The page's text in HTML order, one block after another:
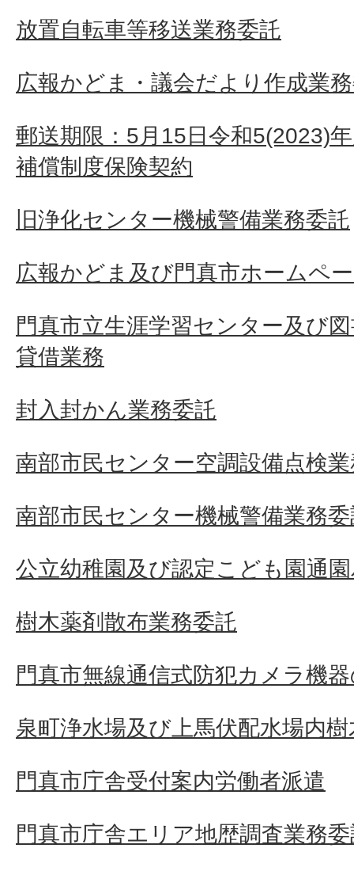
放置自転車等移送業務委託
広報かどま・議会だより作成業
郵送期限：5月15日令和5(2023)
補償制度保険契約
旧浄化センター機械警備業務委託
広報かどま及び門真市ホームペ
門真市立生涯学習センター及び
貸借業務
封入封かん業務委託
南部市民センター空調設備点検
南部市民センター機械警備業務
公立幼稚園及び認定こども園通
樹木薬剤散布業務委託
門真市無線通信式防犯カメラ機
泉町浄水場及び上馬伏配水場内
門真市庁舎受付案内労働者派遣
門真市庁舎エリア地歴調査業務